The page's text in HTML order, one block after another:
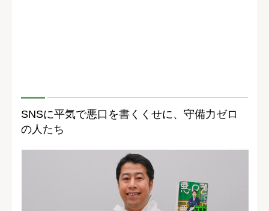
SNSに平気で悪口を書くくせに、守備力ゼロ
の人たち